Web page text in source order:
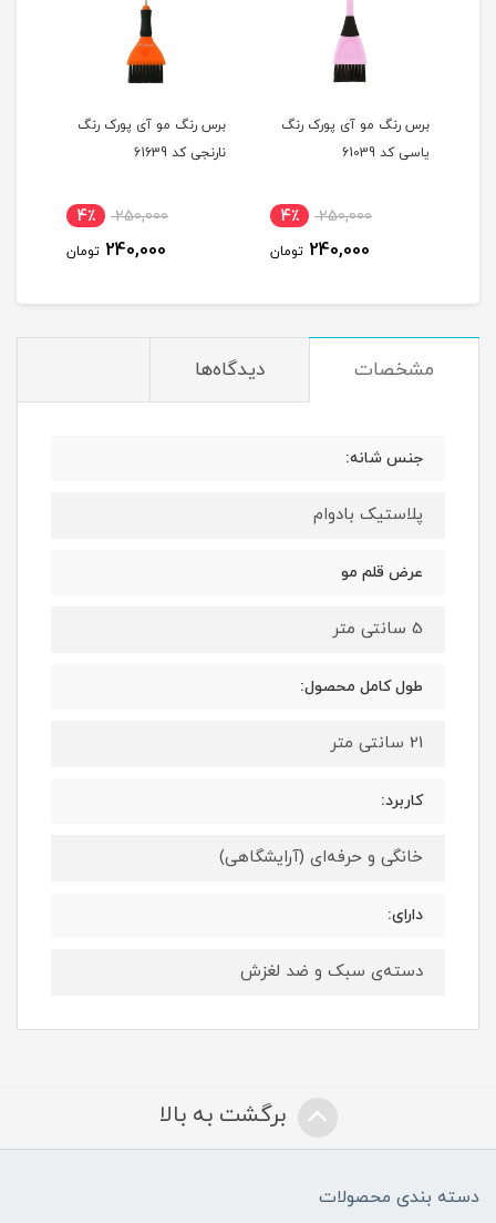
برس رنگ مو آی پورک رنگ
یاسی کد 61039
250,000 4٪
240,000 تومان
برس رنگ مو آی پورک رنگ
نارنجی کد 61639
250,000 4٪
240,000 تومان
مشخصات دیدگاه‌ها
جنس شانه:
پلاستیک بادوام
عرض قلم مو
5 سانتی متر
طول کامل محصول:
21 سانتی متر
کاربرد:
خانگی و حرفه‌ای (آرایشگاهی)
دارای:
دسته‌ی سبک و ضد لغزش
برگشت به بالا
دسته بندی محصولات